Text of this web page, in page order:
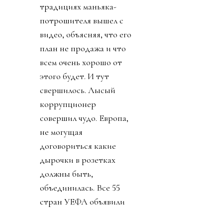
традициях маньяка-
потрошителя вышел с
видео, объясняя, что его
план не продажа и что
всем очень хорошо от
этого будет. И тут
свершилось. Лысый
коррупционер
совершил чудо. Европа,
не могущая
договориться какие
дырочки в розетках
должны быть,
объединилась. Все 55
стран УЕФА объявили